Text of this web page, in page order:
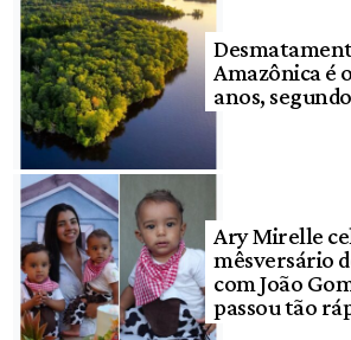
Amazônica é
anos,
Ary Mirelle
mêsversário
com João
passou tão